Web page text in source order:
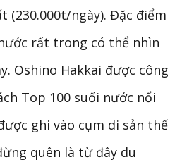
(230.000t/ngày). Đặc điểm
rất trong có thể nhìn
Oshino Hakkai được công
Top 100 suối nước nổi
ghi vào cụm di sản thế
quên là từ đây du